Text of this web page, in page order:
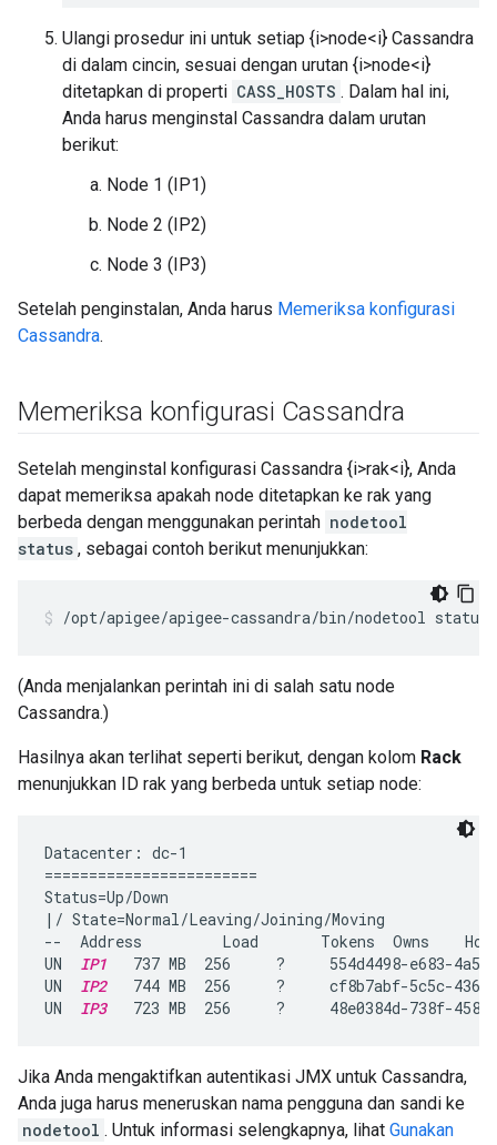
Ulangi prosedur ini untuk setiap {i>node<i} Cassandra
di dalam cincin, sesuai dengan urutan {i>node<i}
ditetapkan di properti CASS_HOSTS . Dalam hal ini,
Anda harus menginstal Cassandra dalam urutan
berikut:
Node 1 (IP1)
Node 2 (IP2)
Node 3 (IP3)
Setelah penginstalan, Anda harus Memeriksa konfigurasi
Cassandra.
Memeriksa konfigurasi Cassandra
Setelah menginstal konfigurasi Cassandra {i>rak<i}, Anda
dapat memeriksa apakah node ditetapkan ke rak yang
berbeda dengan menggunakan perintah nodetool
status , sebagai contoh berikut menunjukkan:
/opt/apigee/apigee-cassandra/bin/nodetool status
(Anda menjalankan perintah ini di salah satu node
Cassandra.)
Hasilnya akan terlihat seperti berikut, dengan kolom Rack
menunjukkan ID rak yang berbeda untuk setiap node:
Datacenter: dc-1
========================
Status=Up/Down
|/ State=Normal/Leaving/Joining/Moving
--  Address         Load       Tokens  Owns
UN IP1
737 MB  256     ?     554d4498-e683-
UN IP2
744 MB  256     ?     cf8b7abf-5c5c-
UN IP3
723 MB  256     ?     48e0384d-738f-
Jika Anda mengaktifkan autentikasi JMX untuk Cassandra,
Anda juga harus meneruskan nama pengguna dan sandi ke
nodetool . Untuk informasi selengkapnya, lihat Gunakan